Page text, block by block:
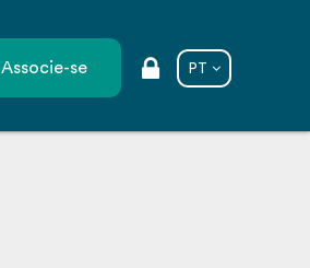
Associe-se PT